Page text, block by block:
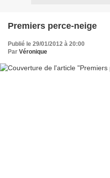
Premiers perce-neige
Publié le 29/01/2012 à 20:00
Par Véronique